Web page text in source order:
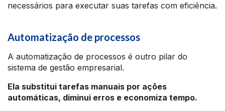
necessários para executar suas tarefas com eficiência.
Automatização de processos
A automatização de processos é outro pilar do
sistema de gestão empresarial.
Ela substitui tarefas manuais por ações
automáticas, diminui erros e economiza tempo.